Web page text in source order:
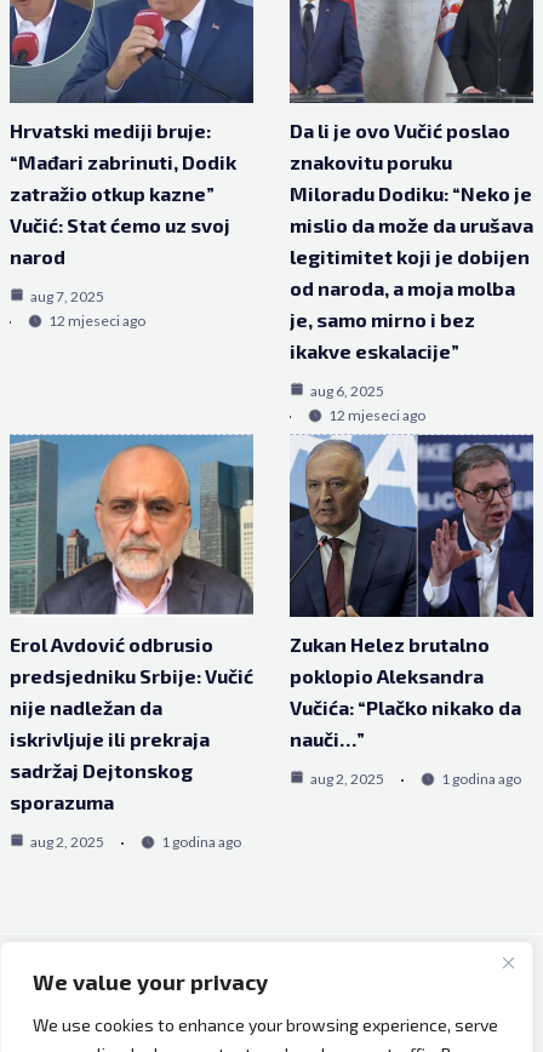
We value your privacy
We use cookies to enhance your browsing experience, serve
Hrvatski mediji bruje:
“Mađari zabrinuti, Dodik
zatražio otkup kazne”
Vučić: Stat ćemo uz svoj
narod
aug 7, 2025
12 mjeseci ago
Da li je ovo Vučić poslao
znakovitu poruku
Miloradu Dodiku: “Neko je
mislio da može da urušava
legitimitet koji je dobijen
od naroda, a moja molba
je, samo mirno i bez
ikakve eskalacije”
aug 6, 2025
12 mjeseci ago
Erol Avdović odbrusio
predsjedniku Srbije: Vučić
nije nadležan da
iskrivljuje ili prekraja
sadržaj Dejtonskog
sporazuma
aug 2, 2025 1 godina ago
Zukan Helez brutalno
poklopio Aleksandra
Vučića: “Plačko nikako da
nauči…”
aug 2, 2025 1 godina ago
Copyright © 2026 Bh Dijaspora.
O nama